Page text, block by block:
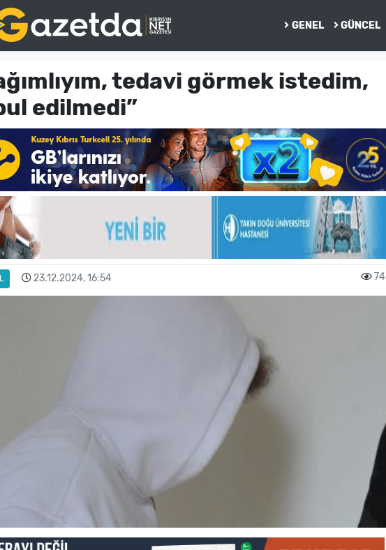
GENEL GÜNCEL
tedavi görmek istedim,
edilmedi”
23.12.2024, 16:54 74